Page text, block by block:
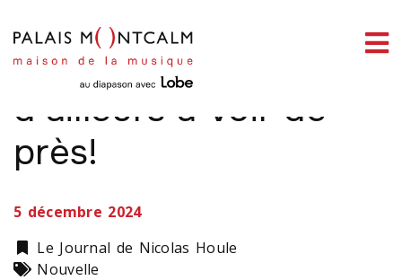
De grands d’ici et
d’ailleurs à voir de
près!
5 décembre 2024
Catégorie
Le Journal de Nicolas Houle
Types
Nouvelle